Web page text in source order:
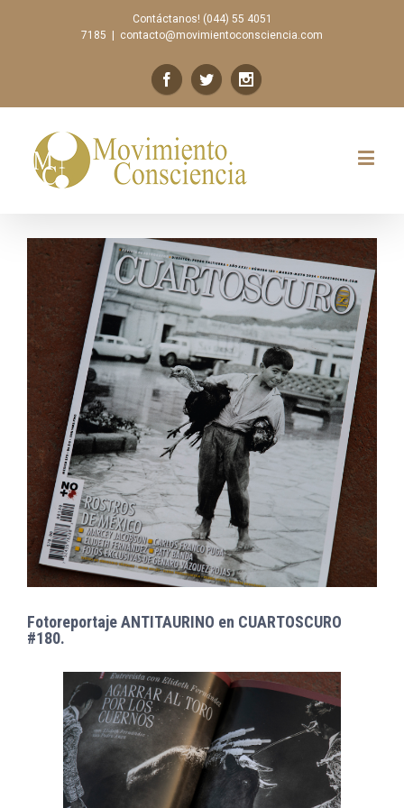
Contáctanos! (044) 55 4051
7185
contacto@movimientoconsciencia.com
Next
Fotoreportaje ANTITAURINO en CUARTOSCURO
#180.